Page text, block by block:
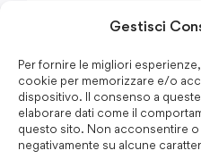
Gestisci
Per fornire le migliori
cookie per memorizzare e/o
dispositivo. Il consenso a
elaborare dati come il
questo sito. Non acconsentire
negativamente su alcune